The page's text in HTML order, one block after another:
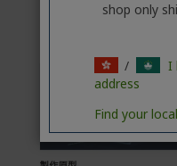
shop only
/
I
address
Find your